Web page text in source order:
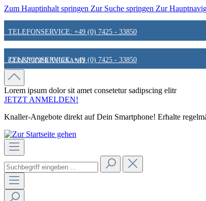
Zum Hauptinhalt springen Zur Suche springen Zur
TELEFONSERVICE: +49 (0) 7425 - 33850
GÜNSTIGER VERSAND
FAIR & KUNDENORIENTIERT
HINWEIS ZU STATIONÄREN PREISEN
TELEFONSERVICE: +49 (0) 7425 - 33850
GÜNSTIGER VERSAND
FAIR & KUNDENORIENTIERT
HINWEIS ZU STATIONÄREN PREISEN
Lorem ipsum dolor sit amet consetetur sadipscing elitr
JETZT ANMELDEN!
Knaller-Angebote direkt auf Dein Smartphone! Erhalte